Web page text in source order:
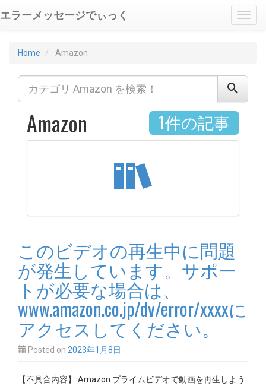
エラーメッセージでぃっく
Home Amazon
1件の記事
Amazon
このビデオの再生中に問題
が発生しています。サポー
トが必要な場合は、
www.amazon.co.jp/dv/error/xxxxに
アクセスしてください。
Posted on 2023年1月8日
【不具合内容】 Amazon プライムビデオで動画を再生しよう